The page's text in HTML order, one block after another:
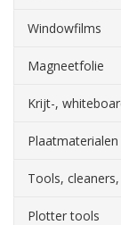
Windowfilms
Magneetfolie
Krijt-,
Tools,
Plotter tools